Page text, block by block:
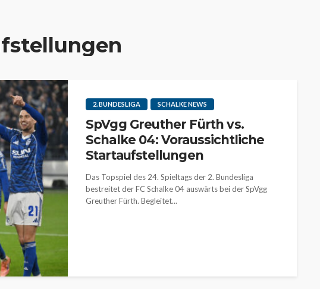
2. BUNDESLIGA SCHALKE NEWS
SpVgg Greuther Fürth vs.
Schalke 04: Voraussichtliche
Startaufstellungen
Das Topspiel des 24. Spieltags der 2. Bundesliga
bestreitet der FC Schalke 04 auswärts bei der SpVgg
Greuther Fürth. Begleitet...